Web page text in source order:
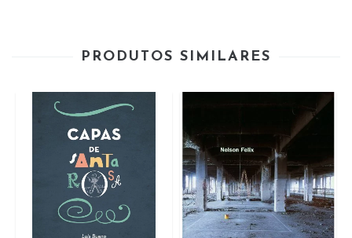
PRODUTOS SIMILARES